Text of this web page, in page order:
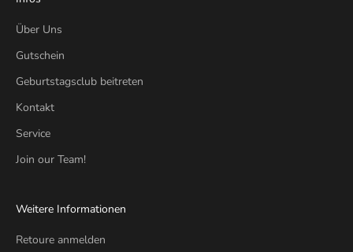
Über Uns
Gutschein
Geburtstagsclub beitreten
Kontakt
Service
Join our Team!
Weitere Informationen
Retoure anmelden